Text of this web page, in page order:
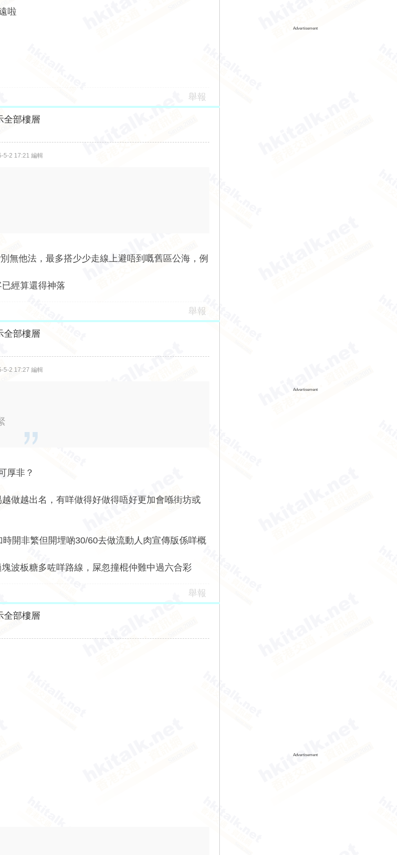
啦
舉報
全部樓層
5-2 17:21 編輯
無他法，最多搭少少走線上避唔到嘅舊區公海，例
經算還得神落
舉報
全部樓層
5-2 17:27 編輯
厚非？
做越出名，有咩做得好做得唔好更加會喺街坊或
開非繁但開埋啲30/60去做流動人肉宣傳版係咩概
波板糖多咗咩路線，屎忽撞棍仲難中過六合彩
舉報
全部樓層
Advertisement
Advertisement
Advertisement